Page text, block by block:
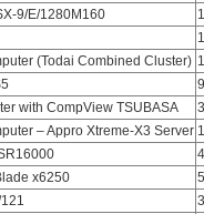
9/E/1280M160
(Todai Combined Cluster)
with CompView TSUBASA
– Appro Xtreme-X3 Server
x6250